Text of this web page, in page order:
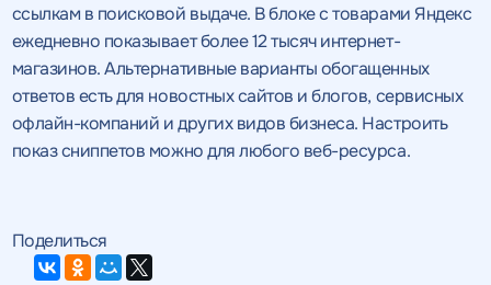
ссылкам в поисковой выдаче. В блоке с товарами Яндекс
ежедневно показывает более 12 тысяч интернет-
магазинов. Альтернативные варианты обогащенных
ответов есть для новостных сайтов и блогов, сервисных
офлайн-компаний и других видов бизнеса. Настроить
показ сниппетов можно для любого веб-ресурса.
Поделиться